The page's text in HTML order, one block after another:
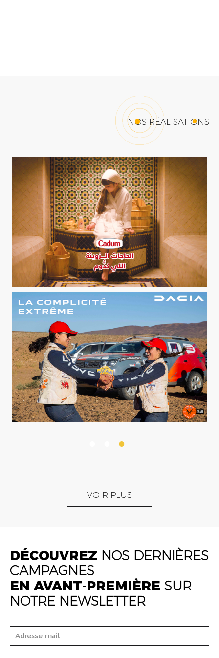
NOS RÉALISATIONS
VOIR PLUS
DÉCOUVREZ NOS DERNIÈRES
CAMPAGNES
EN AVANT-PREMIÈRE SUR
NOTRE NEWSLETTER